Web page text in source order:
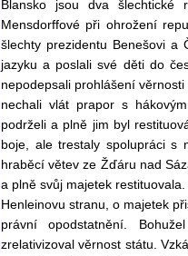
Blansko jsou dva šlechtické
Mensdorffové při ohrožení
šlechty prezidentu Benešovi a
jazyku a poslali své děti do
nepodepsali prohlášení
nechali vlát prapor s
podrželi a plně jim byl
boje, ale trestaly spolupráci s
hraběcí větev ze Žďáru nad
a plně svůj majetek
Henleinovu stranu, o majetek
právní opodstatnění.
zrelativizoval věrnost státu.